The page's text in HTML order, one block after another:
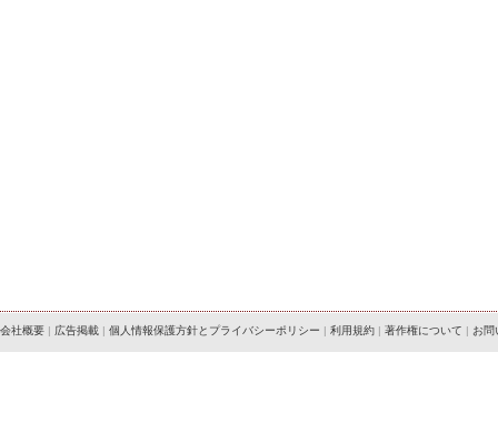
会社概要 | 広告掲載 | 個人情報保護方針とプライバシーポリシー | 利用規約 | 著作権について | お問